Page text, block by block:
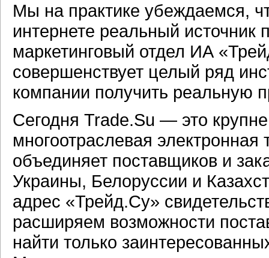
Мы на практике убеждаемся,
интернете реальный
маркетинговый отдел ИА
совершенствует целый ряд
компании получить реальную
Сегодня Trade.Su — это
многоотраслевая
объединяет поставщиков и
Украины, Белоруссии и
адрес «Трейд.Су»
расширяем возможности
найти только